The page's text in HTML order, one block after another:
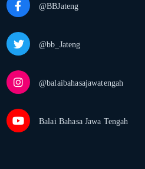
@BBJateng
@bb_Jateng
@balaibahasajawatengah
Balai Bahasa Jawa Tengah